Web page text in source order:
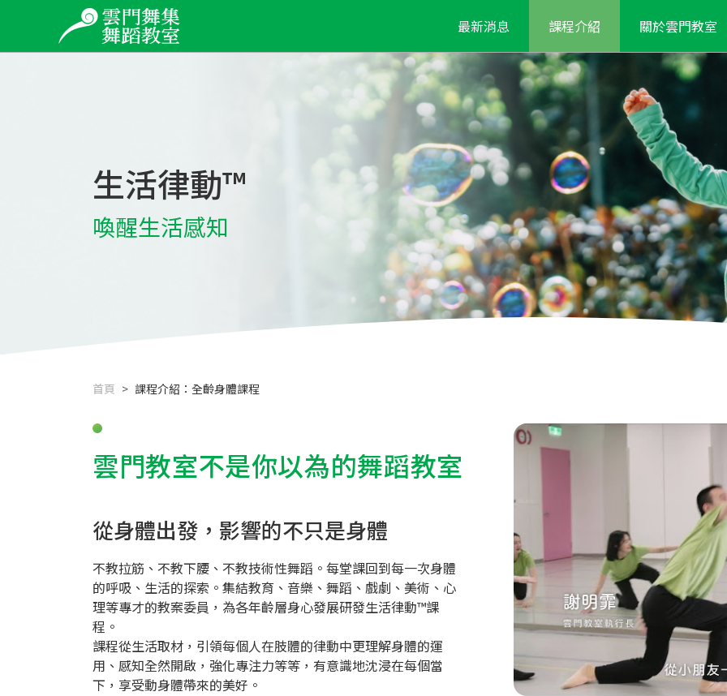
最新消息 課程介紹 關於雲門教室
生活律動™
喚醒生活感知
首頁 課程介紹：全齡身體課程
雲門教室不是你以為的舞蹈教室
從身體出發，影響的不只是身體
不教拉筋、不教下腰、不教技術性舞蹈。每堂課回到每一次身體
的呼吸、生活的探索。集結教育、音樂、舞蹈、戲劇、美術、心
理等專才的教案委員，為各年齡層身心發展研發生活律動™課
程。
課程從生活取材，引領每個人在肢體的律動中更理解身體的運
用、感知全然開啟，強化專注力等等，有意識地沈浸在每個當
下，享受動身體帶來的美好。